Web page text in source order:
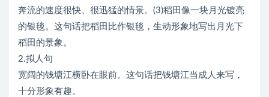
奔流的速度很快、很迅猛的情景。(3)稻田像一块月光镀亮
的银毯。这句话把稻田比作银毯，生动形象地写出月光下
稻田的景象。
2.拟人句
宽阔的钱塘江横卧在眼前。这句话把钱塘江当成人来写，
十分形象有趣。